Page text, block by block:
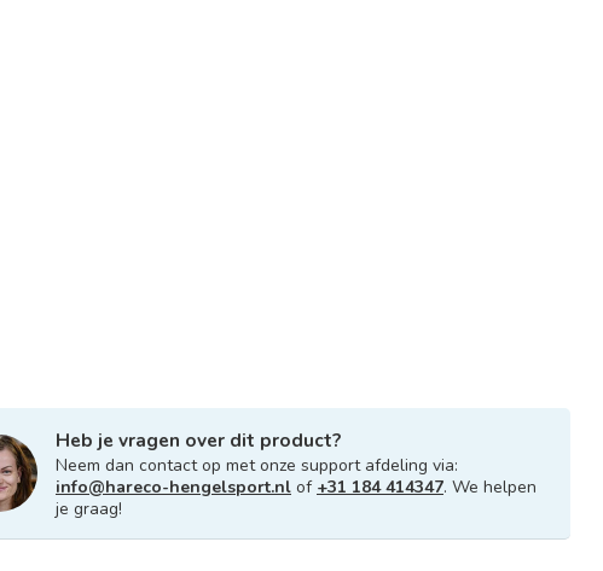
Heb je vragen over dit product?
Neem dan contact op met onze support afdeling via:
info@hareco-hengelsport.nl of +31 184 414347. We helpen
je graag!